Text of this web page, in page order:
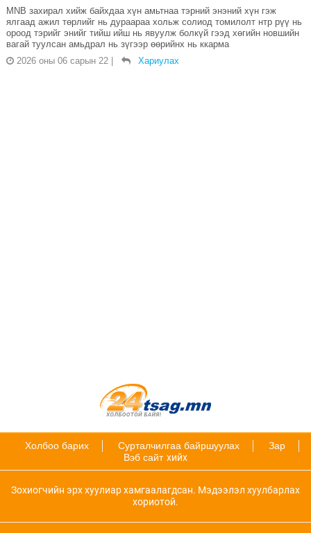
MNB захирал хийж байхдаа хүн амьтнаа тэрний энэний хүн гэж
ялгаад ажил төрлийг нь дураараа хольж солиод томилолт нтр рүү нь
ороод тэрийг энийг тийш ийш нь явуулж болкүй гээд хөгийн новшийн
вагай туулсан амьдрал нь зүгээр өөрийнх нь ккарма
2026 оны 06 сарын 22
Хариулах
Холбоо барих Сурталчилгаа байршуулах
Зар
Вэб сайт хийх
Зохиогчийн эрх хуулиар хамгаалагдсан. Мэдээлэл хуулбарлах
хориотой.